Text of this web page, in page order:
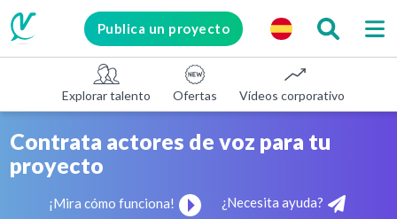
Publica un proyecto
Explorar talento Ofertas Vídeos corporativos
Contrata actores de voz para tu
proyecto
¡Mira cómo funciona! ¿Necesita ayuda?